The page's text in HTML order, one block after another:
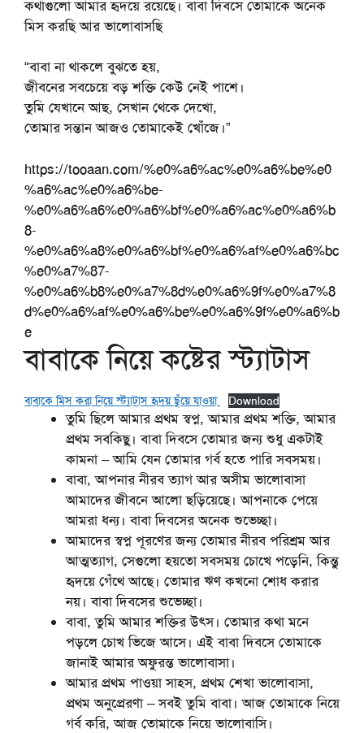
কথাগুলো আমার হৃদয়ে রয়েছে। বাবা দিবসে তোমাকে অনেক
মিস করছি আর ভালোবাসছি
“বাবা না থাকলে বুঝতে হয়,
জীবনের সবচেয়ে বড় শক্তি কেউ নেই পাশে।
তুমি যেখানে আছ, সেখান থেকে দেখো,
তোমার সন্তান আজও তোমাকেই খোঁজে।”
https://tooaan.com/%e0%a6%ac%e0%a6%be%e0
%a6%ac%e0%a6%be-
%e0%a6%a6%e0%a6%bf%e0%a6%ac%e0%a6%b
8-
%e0%a6%a8%e0%a6%bf%e0%a6%af%e0%a6%bc
%e0%a7%87-
%e0%a6%b8%e0%a7%8d%e0%a6%9f%e0%a7%8
d%e0%a6%af%e0%a6%be%e0%a6%9f%e0%a6%b
e
বাবাকে নিয়ে কষ্টের স্ট্যাটাস
বাবাকে মিস করা নিয়ে স্ট্যাটাস হৃদয় ছুঁয়ে যাওয়া Download
তুমি ছিলে আমার প্রথম স্বপ্ন, আমার প্রথম শক্তি, আমার
প্রথম সবকিছু। বাবা দিবসে তোমার জন্য শুধু একটাই
কামনা – আমি যেন তোমার গর্ব হতে পারি সবসময়।
বাবা, আপনার নীরব ত্যাগ আর অসীম ভালোবাসা
আমাদের জীবনে আলো ছড়িয়েছে। আপনাকে পেয়ে
আমরা ধন্য। বাবা দিবসের অনেক শুভেচ্ছা।
আমাদের স্বপ্ন পূরণের জন্য তোমার নীরব পরিশ্রম আর
আত্মত্যাগ, সেগুলো হয়তো সবসময় চোখে পড়েনি, কিন্তু
হৃদয়ে গেঁথে আছে। তোমার ঋণ কখনো শোধ করার
নয়। বাবা দিবসের শুভেচ্ছা।
বাবা, তুমি আমার শক্তির উৎস। তোমার কথা মনে
পড়লে চোখ ভিজে আসে। এই বাবা দিবসে তোমাকে
জানাই আমার অফুরন্ত ভালোবাসা।
আমার প্রথম পাওয়া সাহস, প্রথম শেখা ভালোবাসা,
প্রথম অনুপ্রেরণা – সবই তুমি বাবা। আজ তোমাকে নিয়ে
গর্ব করি, আজ তোমাকে নিয়ে ভালোবাসি।